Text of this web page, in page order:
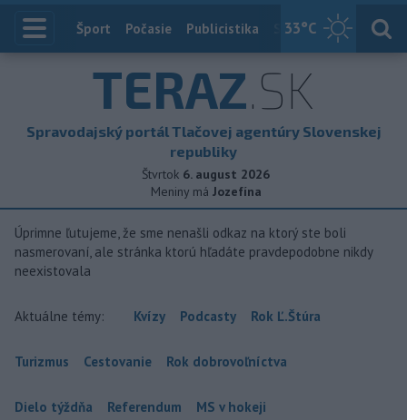
33°C
Index
Šport Počasie Publicistika Slovensko
TERAZ.SK
Spravodajský portál Tlačovej agentúry Slovenskej
republiky
Štvrtok 6. august 2026
Meniny má Jozefína
Úprimne ľutujeme, že sme nenašli odkaz na ktorý ste boli
nasmerovaní, ale stránka ktorú hľadáte pravdepodobne nikdy
neexistovala
Aktuálne témy: Kvízy Podcasty Rok Ľ.Štúra
Turizmus Cestovanie Rok dobrovoľníctva
Dielo týždňa Referendum MS v hokeji